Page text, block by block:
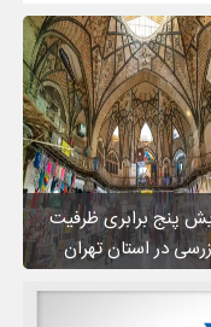
پنج برابری ظرفیت
در استان تهران